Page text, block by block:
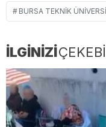
BURSA TEKNIK
İLGİNİZİ